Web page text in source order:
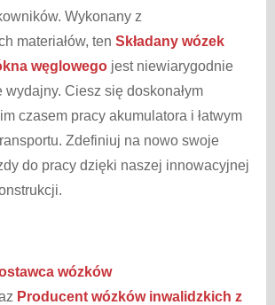
Wykonany z
materiałów, ten Składany wózek
węglowego jest niewiarygodnie
wydajny. Ciesz się doskonałym
czasem pracy akumulatora i łatwym
Zdefiniuj na nowo swoje
do pracy dzięki naszej innowacyjnej
wózków
Producent wózków inwalidzkich z